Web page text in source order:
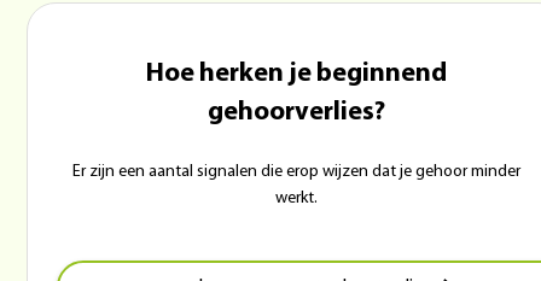
Hoe herken je beginnend
gehoorverlies?
Er zijn een aantal signalen die erop wijzen dat je gehoor minder
werkt.